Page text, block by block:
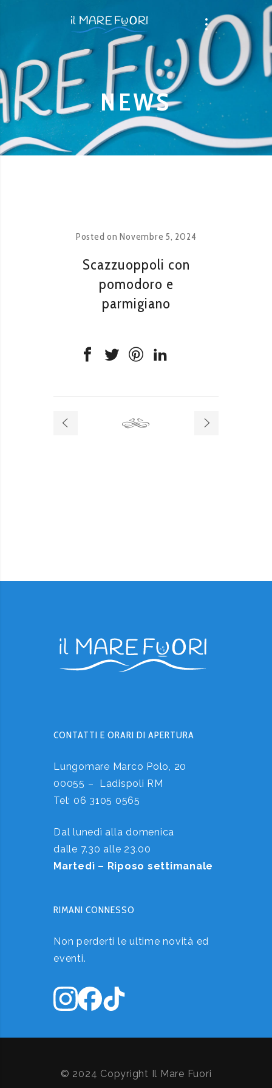
NEWS
Posted onNovembre 5, 2024
Scazzuoppoli con
pomodoro e
parmigiano
CONTATTI E ORARI DI APERTURA
Lungomare Marco Polo, 20
00055 – Ladispoli RM
Tel: 06 3105 0565
Dal lunedì alla domenica
dalle 7.30 alle 23.00
Martedì – Riposo settimanale
RIMANI CONNESSO
Non perderti le ultime novità ed
eventi.
© 2024 Copyright Il Mare Fuori